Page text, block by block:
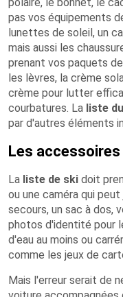
pas vos équipements
lunettes de soleil, un
mais aussi les
prenant vos paquets
les lèvres, la crème
crème pour lutter
courbatures. La liste
par d'autres éléments
Les
La liste de ski doit
ou une caméra qui
secours, un sac à dos,
photos d'identité pour
d'eau au moins ou
comme les jeux de
Mais l'erreur serait de